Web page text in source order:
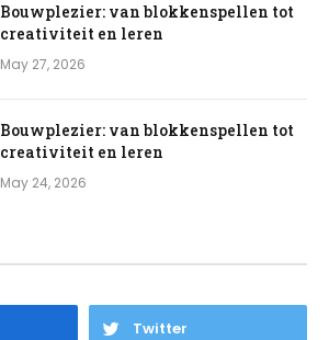
Bouwplezier: van blokkenspellen tot
creativiteit en leren
May 27, 2026
Bouwplezier: van blokkenspellen tot
creativiteit en leren
May 24, 2026
Twitter